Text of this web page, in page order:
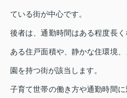
ている街が中心です。
後者は、通勤時間はある程度長
ある住戸面積や、静かな住環境
園を持つ街が該当します。
子育て世帯の働き方や通勤時間